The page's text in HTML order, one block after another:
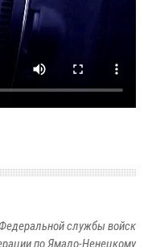
службы войск
по Ямало-Ненецкому